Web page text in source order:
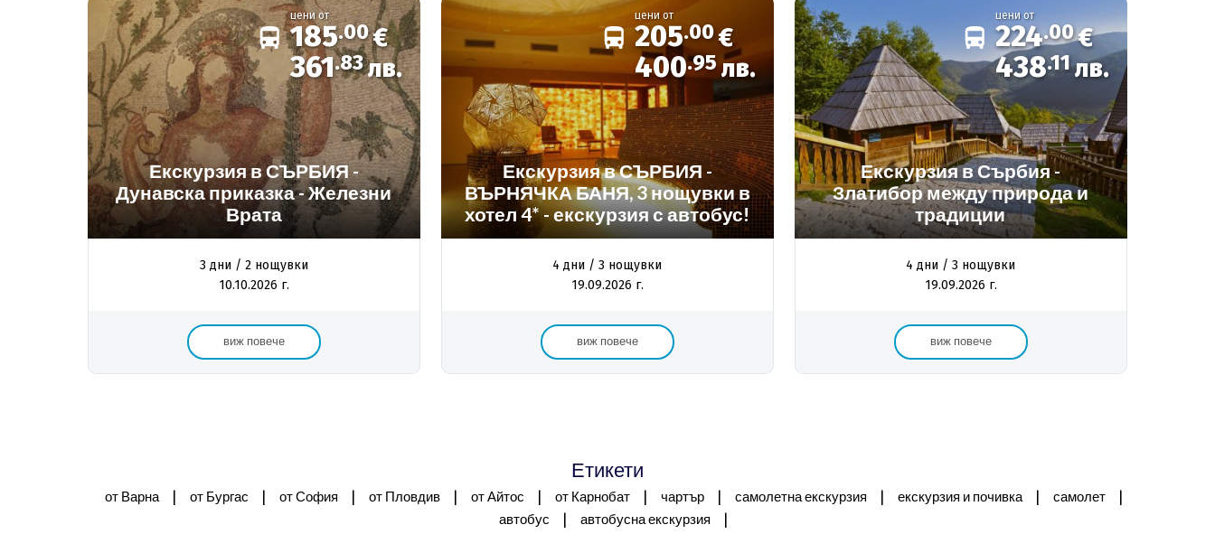
цени от
185.00€
361.83лв.
Екскурзия в СЪРБИЯ -
Дунавска приказка - Железни
Врата
3 дни / 2 нощувки
10.10.2026 г.
виж повече
цени от
205.00€
400.95 лв.
Екскурзия в СЪРБИЯ -
ВЪРНЯЧКА БАНЯ, 3 нощувки в
хотел 4* - екскурзия с автобус!
4 дни / 3 нощувки
19.09.2026 г.
виж повече
цени от
224.00€
438.11лв.
Екскурзия в Сърбия -
Златибор между природа и
традиции
4 дни / 3 нощувки
19.09.2026 г.
виж повече
Етикети
от Варна | от Бургас | от София | от Пловдив | от Айтос | от Карнобат | чартър | самолетна екскурзия | екскурзия и почивка | самолет |
автобус | автобусна екскурзия |